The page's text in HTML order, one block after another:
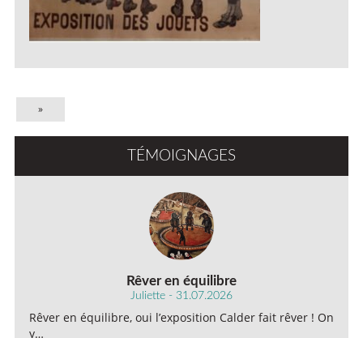
»
TÉMOIGNAGES
Rêver en équilibre
Juliette - 31.07.2026
Rêver en équilibre, oui l’exposition Calder fait rêver ! On
y…